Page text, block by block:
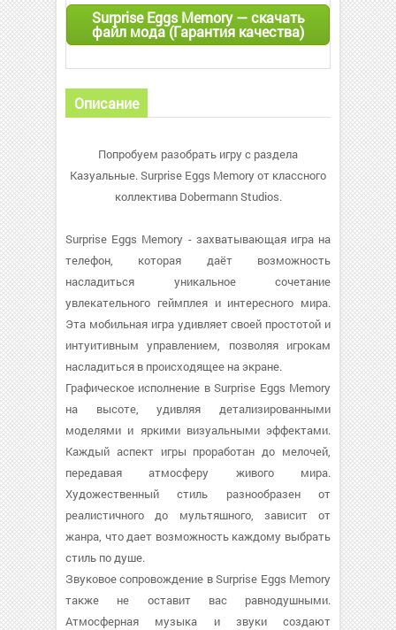
Surprise Eggs Memory — скачать
файл мода (Гарантия качества)
Описание
Попробуем разобрать игру с раздела
Казуальные. Surprise Eggs Memory от классного
коллектива Dobermann Studios.
Surprise Eggs Memory - захватывающая игра на
телефон, которая даёт возможность
насладиться уникальное сочетание
увлекательного геймплея и интересного мира.
Эта мобильная игра удивляет своей простотой и
интуитивным управлением, позволяя игрокам
насладиться в происходящее на экране.
Графическое исполнение в Surprise Eggs Memory
на высоте, удивляя детализированными
моделями и яркими визуальными эффектами.
Каждый аспект игры проработан до мелочей,
передавая атмосферу живого мира.
Художественный стиль разнообразен от
реалистичного до мультяшного, зависит от
жанра, что дает возможность каждому выбрать
стиль по душе.
Звуковое сопровождение в Surprise Eggs Memory
также не оставит вас равнодушными.
Атмосферная музыка и звуки создают